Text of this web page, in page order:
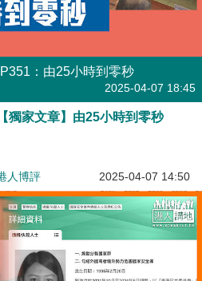
：由25小時到零秒
2025-04-07 18:45
【獨家文章】由25小時到零秒
人博評 2025-04-07 14:50